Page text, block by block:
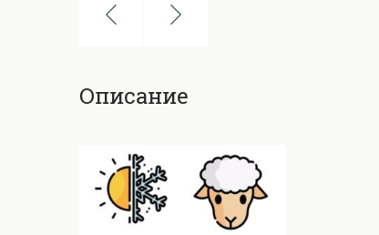
Описание